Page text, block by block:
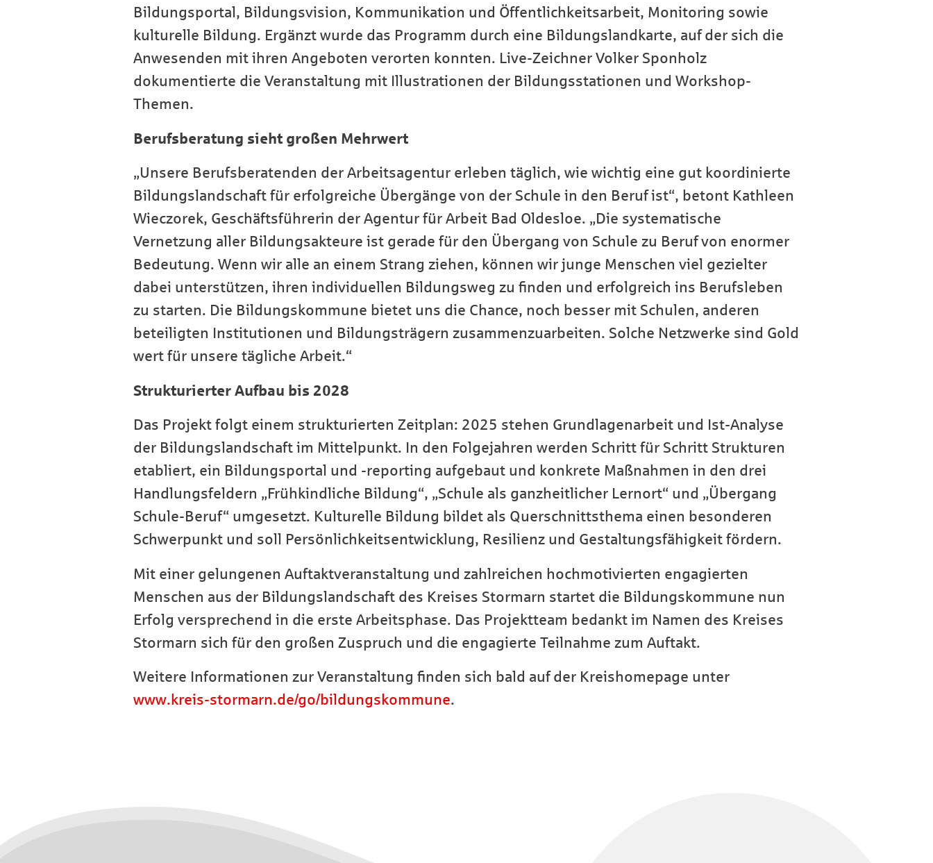
Bildungsportal, Bildungsvision, Kommunikation und Öffentlichkeitsarbeit, Monitoring sowie
kulturelle Bildung. Ergänzt wurde das Programm durch eine Bildungslandkarte, auf der sich die
Anwesenden mit ihren Angeboten verorten konnten. Live-Zeichner Volker Sponholz
dokumentierte die Veranstaltung mit Illustrationen der Bildungsstationen und Workshop-
Themen.
Berufsberatung sieht großen Mehrwert
„Unsere Berufsberatenden der Arbeitsagentur erleben täglich, wie wichtig eine gut koordinierte
Bildungslandschaft für erfolgreiche Übergänge von der Schule in den Beruf ist“, betont Kathleen
Wieczorek, Geschäftsführerin der Agentur für Arbeit Bad Oldesloe. „Die systematische
Vernetzung aller Bildungsakteure ist gerade für den Übergang von Schule zu Beruf von enormer
Bedeutung. Wenn wir alle an einem Strang ziehen, können wir junge Menschen viel gezielter
dabei unterstützen, ihren individuellen Bildungsweg zu finden und erfolgreich ins Berufsleben
zu starten. Die Bildungskommune bietet uns die Chance, noch besser mit Schulen, anderen
beteiligten Institutionen und Bildungsträgern zusammenzuarbeiten. Solche Netzwerke sind Gold
wert für unsere tägliche Arbeit.“
Strukturierter Aufbau bis 2028
Das Projekt folgt einem strukturierten Zeitplan: 2025 stehen Grundlagenarbeit und Ist-Analyse
der Bildungslandschaft im Mittelpunkt. In den Folgejahren werden Schritt für Schritt Strukturen
etabliert, ein Bildungsportal und -reporting aufgebaut und konkrete Maßnahmen in den drei
Handlungsfeldern „Frühkindliche Bildung“, „Schule als ganzheitlicher Lernort“ und „Übergang
Schule-Beruf“ umgesetzt. Kulturelle Bildung bildet als Querschnittsthema einen besonderen
Schwerpunkt und soll Persönlichkeitsentwicklung, Resilienz und Gestaltungsfähigkeit fördern.
Mit einer gelungenen Auftaktveranstaltung und zahlreichen hochmotivierten engagierten
Menschen aus der Bildungslandschaft des Kreises Stormarn startet die Bildungskommune nun
Erfolg versprechend in die erste Arbeitsphase. Das Projektteam bedankt im Namen des Kreises
Stormarn sich für den großen Zuspruch und die engagierte Teilnahme zum Auftakt.
Weitere Informationen zur Veranstaltung finden sich bald auf der Kreishomepage unter
www.kreis-stormarn.de/go/bildungskommune.